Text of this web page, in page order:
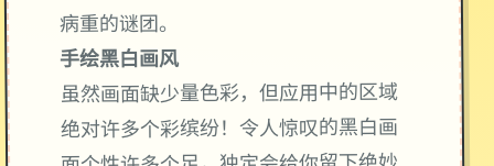
病重的谜团。
手绘黑白画风
虽然画面缺少量色彩，但应用中的区域
绝对许多个彩缤纷！令人惊叹的黑白画